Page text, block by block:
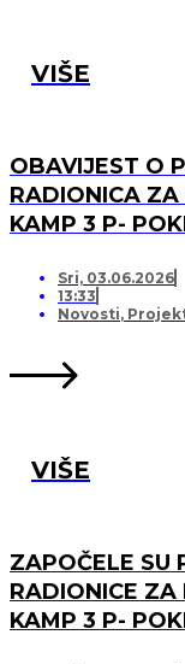
VIŠE
OBAVIJEST O
RADIONICA ZA
KAMP 3 P-
LISTU ČEKANJA
Sri, 03.06.2026
13:33
Novosti,
VIŠE
ZAPOČELE SU
RADIONICE ZA
KAMP 3 P-